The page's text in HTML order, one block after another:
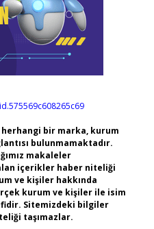
bir marka, kurum
bulunmamaktadır.
makaleler
içerikler haber niteliği
ve kişiler hakkında
kurum ve kişiler ile isim
Sitemizdeki bilgiler
taşımazlar.